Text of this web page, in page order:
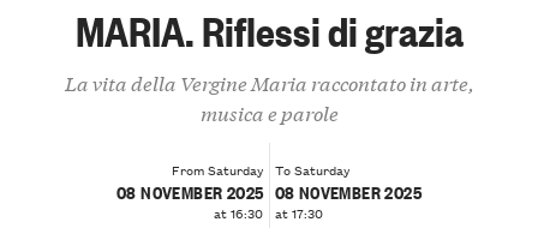
MARIA. Riflessi di grazia
La vita della Vergine Maria raccontato in arte,
musica e parole
From Saturday
08 NOVEMBER 2025
at 16:30
To Saturday
08 NOVEMBER 2025
at 17:30